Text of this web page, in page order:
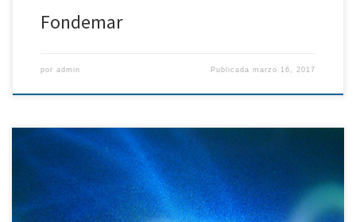
Fondemar
por admin Publicadamarzo 16, 2017
Sociedad constituida a finales del 2004 con un capital social de
25.000 € y cuyo único socio es el COIN. Es una sociedad